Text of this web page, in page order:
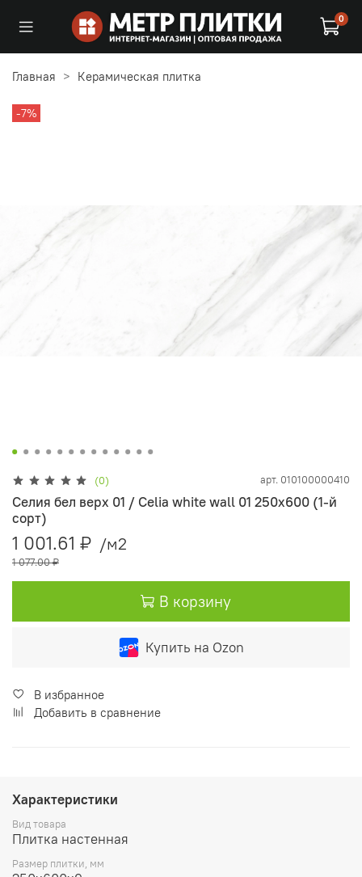
0
Главная Керамическая плитка
-7%
(0) арт. 010100000410
Селия бел верх 01 / Celia white wall 01 250х600 (1-й
сорт)
1 001.61 ₽ /м2
1 077.00 ₽
В корзину
Купить на Ozon
В избранное
Добавить в сравнение
Характеристики
Вид товара
Плитка настенная
Размер плитки, мм